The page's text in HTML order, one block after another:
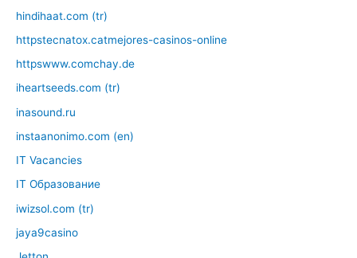
hindihaat.com (tr)
httpstecnatox.catmejores-casinos-online
httpswww.comchay.de
iheartseeds.com (tr)
inasound.ru
instaanonimo.com (en)
IT Vacancies
IT Образование
iwizsol.com (tr)
jaya9casino